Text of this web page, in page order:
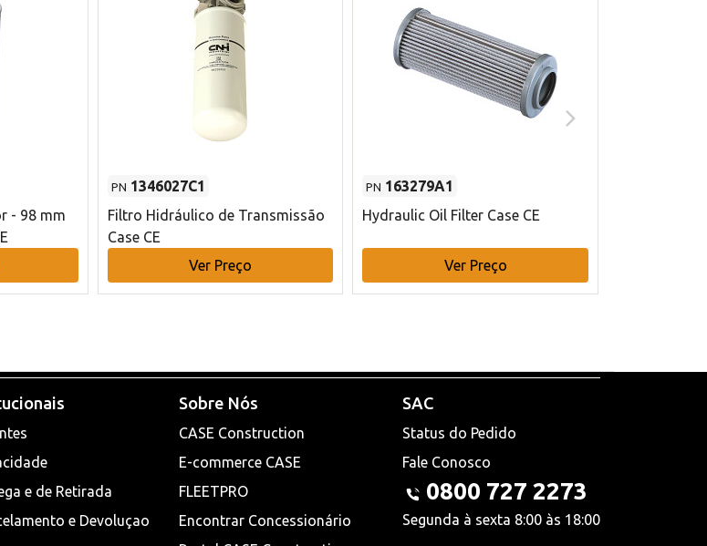
- 98 mm
PN 1346027C1
Filtro Hidráulico de Transmissão
Case CE
Ver Preço
PN 163279A1
Hydraulic Oil Filter Case CE
Ver Preço
e de Retirada
e Devoluçao
Sobre Nós
CASE Construction
E-commerce CASE
FLEETPRO
Encontrar Concessionário
SAC
Status do Pedido
Fale Conosco
0800 727 2273
Segunda à sexta 8:00 às 18:00